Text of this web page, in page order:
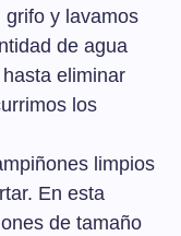
y lavamos
de agua
eliminar
los
limpios
En esta
de tamaño